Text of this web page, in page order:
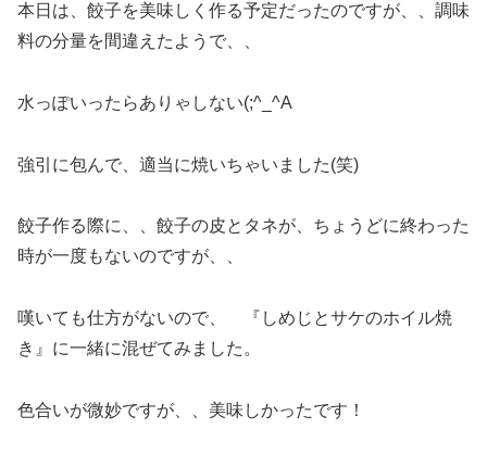
本日は、餃子を美味しく作る予定だったのですが、、調味
料の分量を間違えたようで、、
水っぽいったらありゃしない(;^_^A
強引に包んで、適当に焼いちゃいました(笑)
餃子作る際に、、餃子の皮とタネが、ちょうどに終わった
時が一度もないのですが、、
嘆いても仕方がないので、 『しめじとサケのホイル焼
き』に一緒に混ぜてみました。
色合いが微妙ですが、、美味しかったです！